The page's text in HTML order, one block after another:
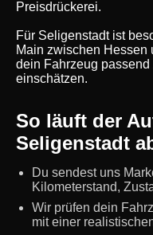
Preisdrückerei.
Für Seligenstadt ist
Main zwischen Hessen
dein Fahrzeug
einschätzen.
So läuft der
Seligenstadt
Du sendest uns
Kilometerstand,
Wir prüfen dein
mit einer